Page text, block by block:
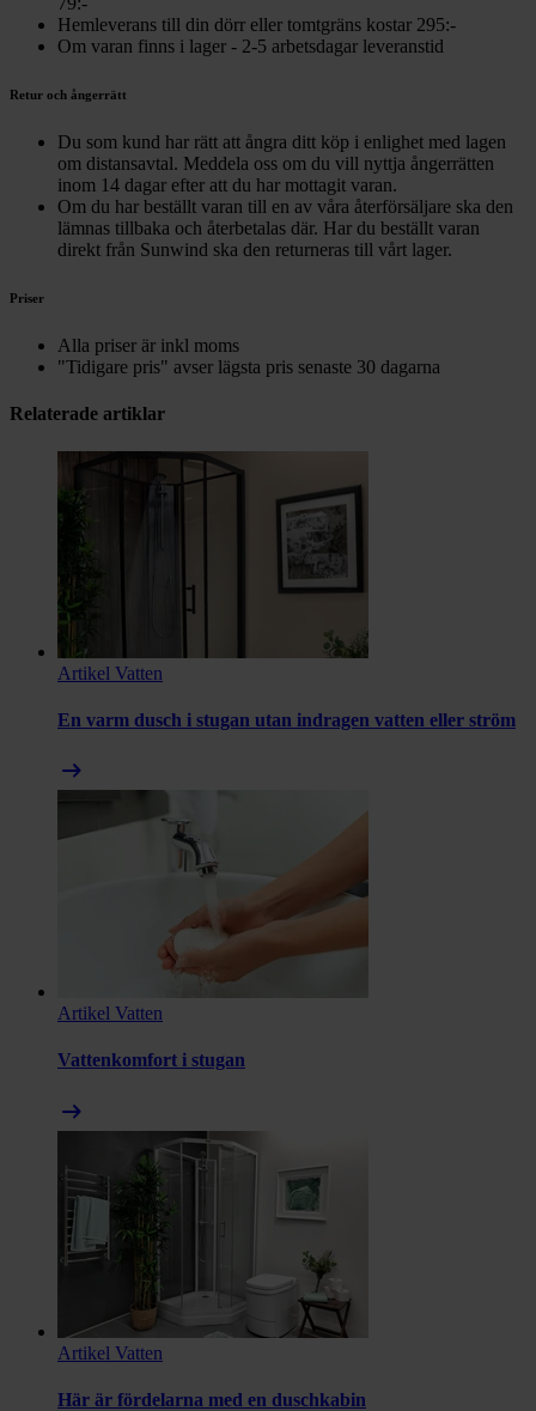
Hemleverans till din dörr eller tomtgräns kostar 295:-
Om varan finns i lager - 2-5 arbetsdagar leveranstid
Retur och ångerrätt
Du som kund har rätt att ångra ditt köp i enlighet med lagen
om distansavtal. Meddela oss om du vill nyttja ångerrätten
inom 14 dagar efter att du har mottagit varan.
Om du har beställt varan till en av våra återförsäljare ska den
lämnas tillbaka och återbetalas där. Har du beställt varan
direkt från Sunwind ska den returneras till vårt lager.
Priser
Alla priser är inkl moms
"Tidigare pris" avser lägsta pris senaste 30 dagarna
Relaterade artiklar
Artikel Vatten
En varm dusch i stugan utan indragen vatten eller ström
arrow_right_alt
Artikel Vatten
Vattenkomfort i stugan
arrow_right_alt
Artikel Vatten
Här är fördelarna med en duschkabin